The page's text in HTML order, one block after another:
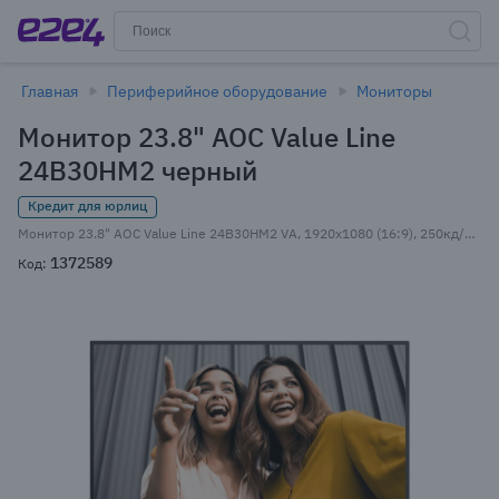
Главная Периферийное оборудование Мониторы
Монитор 23.8" AOC Value Line
24B30HM2 черный
Кредит для юрлиц
Монитор 23.8" AOC Value Line 24B30HM2 VA, 1920x1080 (16:9), 250кд/м2, 100 Гц, 4 мс, 178°/178°, VGA, HDMI, черный (24B30HM2)
Код: 1372589